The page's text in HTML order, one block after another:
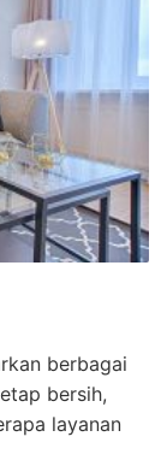
berbagai
bersih,
layanan